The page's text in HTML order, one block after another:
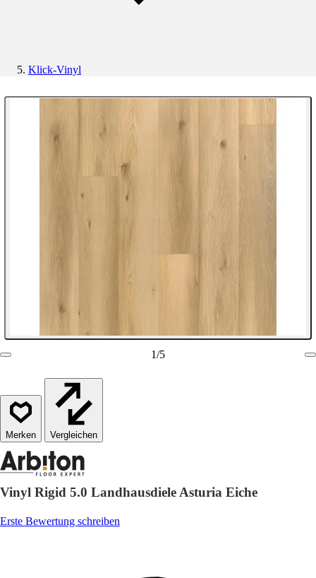
Klick-Vinyl
1/5
Vergleichen
Vinyl Rigid 5.0 Landhausdiele Asturia Eiche
Erste Bewertung schreiben